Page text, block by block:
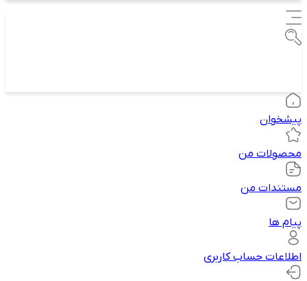
پیشخوان
محصولات من
مستندات من
پیام ها
اطلاعات حساب کاربری